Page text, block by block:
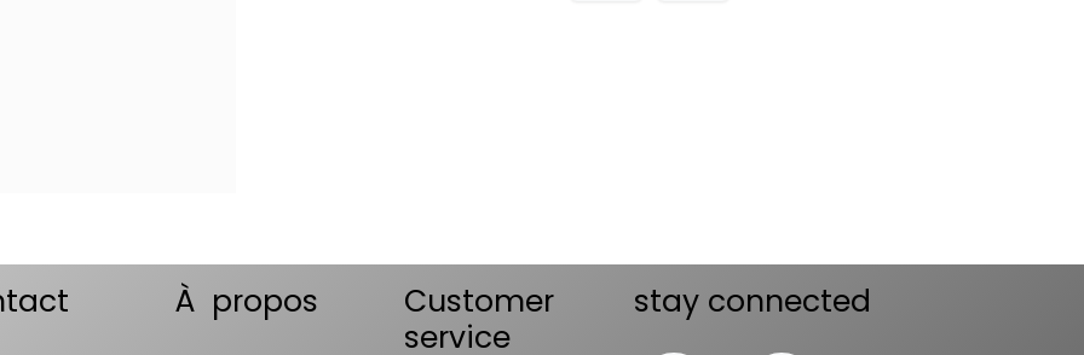
À propos
Customer
service
stay connected